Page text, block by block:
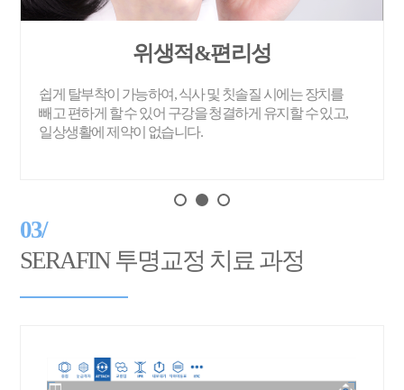
위생적&편리성
쉽게 탈부착이 가능하여, 식사 및 칫솔질 시에는 장치를
빼고 편하게 할 수 있어 구강을 청결하게 유지할 수 있고,
일상생활에 제약이 없습니다.
03/
SERAFIN 투명교정 치료 과정